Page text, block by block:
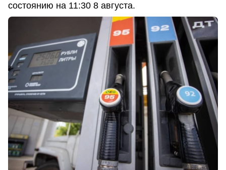
состоянию на 11:30 8 августа.